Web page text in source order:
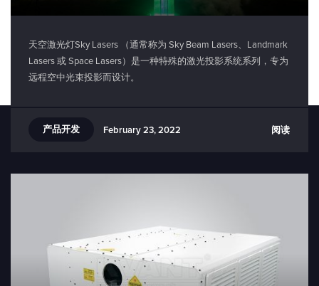
天空激光灯Sky Lasers （通常称为 Sky Beam Lasers、Landmark
Lasers 或 Space Lasers）是一种特殊的激光投影系统系列，专为
远程空中光束投影而设计。
产品开发 February 23, 2022 阅读